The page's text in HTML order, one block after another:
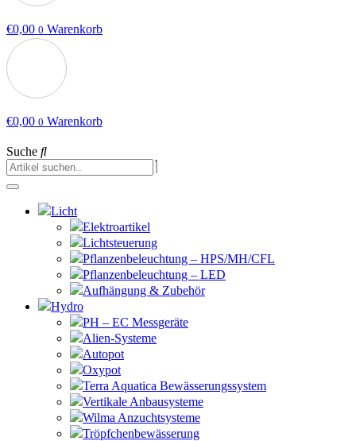
€0,00 0 Warenkorb
€0,00 0 Warenkorb
Suche
Licht
Elektroartikel
Lichtsteuerung
Pflanzenbeleuchtung – HPS/MH/CFL
Pflanzenbeleuchtung – LED
Aufhängung & Zubehör
Hydro
PH – EC Messgeräte
Alien-Systeme
Autopot
Oxypot
Terra Aquatica Bewässerungssystem
Vertikale Anbausysteme
Wilma Anzuchtsysteme
Tröpfchenbewässerung